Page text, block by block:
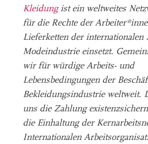
Kleidungist ein weltweites
für die Rechte der
Lieferketten der internationalen
Modeindustrie einsetzt.
wir für würdige Arbeits- und
Lebensbedingungen der
Bekleidungsindustrie weltweit.
uns die Zahlung
die Einhaltung der
Internationalen